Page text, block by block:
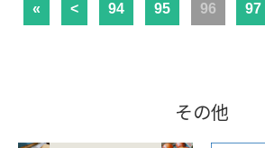
« < 94 95 96 97
その他